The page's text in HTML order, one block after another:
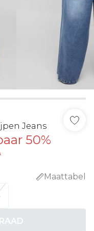
Jeans
50%
Maattabel